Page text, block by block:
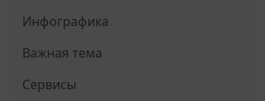
Инфографика
Важная тема
Сервисы